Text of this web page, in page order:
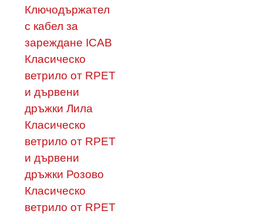
Ключодържател
с кабел за
зареждане ICAB
Класическо
ветрило от RPET
и дървени
дръжки Лила
Класическо
ветрило от RPET
и дървени
дръжки Розово
Класическо
ветрило от RPET